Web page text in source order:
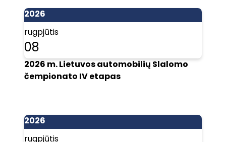
2026
rugpjūtis
08
2026 m. Lietuvos automobilių Slalomo
čempionato IV etapas
2026
rugpjūtis